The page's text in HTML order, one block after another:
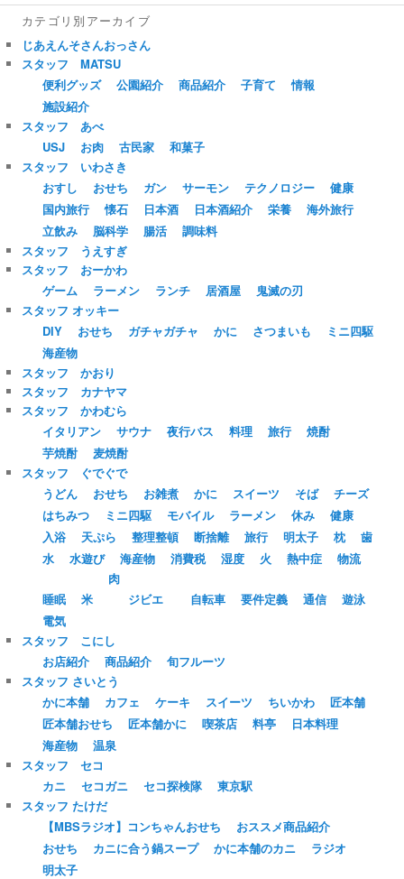
カテゴリ別アーカイブ
じあえんそさんおっさん
スタッフ MATSU
便利グッズ
公園紹介 商品紹介 子育て
情報
施設紹介
スタッフ あべ
USJ
お肉 古民家
和菓子
スタッフ いわさき
おすし
おせち ガン サーモン テクノロジー
健康
国内旅行
懐石 日本酒 日本酒紹介 栄養
海外旅行
立飲み
脳科学 腸活
調味料
スタッフ うえすぎ
スタッフ おーかわ
ゲーム
ラーメン ランチ 居酒屋
鬼滅の刃
スタッフ オッキー
DIY
おせち ガチャガチャ かに さつまいも
ミニ四駆
海産物
スタッフ かおり
スタッフ カナヤマ
スタッフ かわむら
イタリアン
サウナ 夜行バス 料理 旅行
焼酎
芋焼酎
麦焼酎
スタッフ ぐでぐで
うどん
おせち お雑煮 かに スイーツ そば
チーズ
はちみつ
ミニ四駆 モバイル ラーメン 休み
健康
入浴
天ぷら 整理整頓 断捨離 旅行 明太子 枕
歯
水
水遊び 海産物 消費税 湿度 火 熱中症 物流
睡眠 米
肉
ジビエ
自転車 要件定義 通信
遊泳
電気
スタッフ こにし
お店紹介
商品紹介
旬フルーツ
スタッフ さいとう
かに本舗
カフェ ケーキ スイーツ ちいかわ
匠本舗
匠本舗おせち
匠本舗かに 喫茶店 料亭
日本料理
海産物
温泉
スタッフ セコ
カニ
セコガニ セコ探検隊
東京駅
スタッフ たけだ
【MBSラジオ】コンちゃんおせち
おススメ商品紹介
おせち
カニに合う鍋スープ かに本舗のカニ
ラジオ
明太子